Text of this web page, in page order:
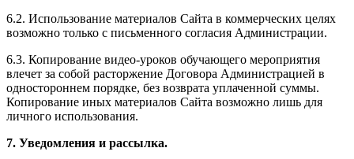
6.2. Использование материалов Сайта в коммерческих целях
возможно только с письменного согласия Администрации.
6.3. Копирование видео-уроков обучающего мероприятия
влечет за собой расторжение Договора Администрацией в
одностороннем порядке, без возврата уплаченной суммы.
Копирование иных материалов Сайта возможно лишь для
личного использования.
7. Уведомления и рассылка.